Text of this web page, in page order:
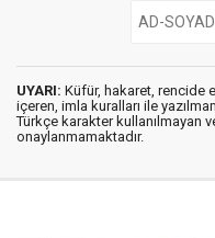
UYARI: Küfür, hakaret, rencide
içeren, imla kuralları ile
Türkçe karakter kullanılmayan
onaylanmamaktadır.